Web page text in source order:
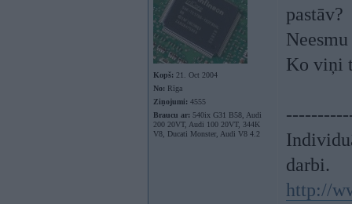
Kopš: 21. Oct 2004
No: Rīga
Ziņojumi: 4555
Braucu ar: 540ix G31 B58, Audi
200 20VT, Audi 100 20VT, 344K
V8, Ducati Monster, Audi V8 4.2
pastāv?
Ko viņi
darbi.
http://